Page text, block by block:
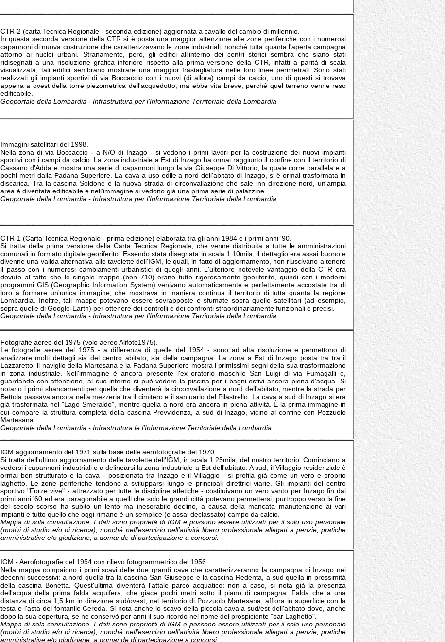
CTR-2 (carta Tecnica Regionale - seconda edizione) aggiornata a cavallo del cambio di millennio.
In questa seconda versione della CTR si è posta una maggior attenzione alle zone periferiche con i numerosi
capannoni di nuova costruzione che caratterizzavano le zone industriali, nonché tutta quanta l'aperta campagna
attorno ai nuclei urbani. Stranamente, però, gli edifici all'interno dei centri storici sembra che siano stati
ridisegnati a una risoluzione grafica inferiore rispetto alla prima versione della CTR, infatti a parità di scala
visualizzata, tali edifici sembrano mostrare una maggior frastagliatura nelle loro linee perimetrali. Sono stati
realizzati gli impianti sportivi di via Boccaccio con i nuovi (di allora) campi da calcio, uno di questi si trovava
appena a ovest della torre piezometrica dell'acquedotto, ma ebbe vita breve, perché quel terreno venne reso
edificabile.
Geoportale della Lombardia - Infrastruttura per l'Informazione Territoriale della Lombardia
Immagini satellitari del 1998.
Nella zona di via Boccaccio - a N/O di Inzago - si vedono i primi lavori per la costruzione dei nuovi impianti
sportivi con i campi da calcio. La zona industriale a Est di Inzago ha ormai raggiunto il confine con il territorio di
Cassano d'Adda e mostra una serie di capannoni lungo la via Giuseppe Di Vittorio, la quale corre parallela e a
pochi metri dalla Padana Superiore. La cava a uso edile a nord dell'abitato di Inzago, si è ormai trasformata in
discarica. Tra la cascina Soldone e la nuova strada di circonvallazione che sale inn direzione nord, un'ampia
area è diventata edificabile e nell'immagine si vedono già una prima serie di palazzine.
Geoportale della Lombardia - Infrastruttura per l'Informazione Territoriale della Lombardia
CTR-1 (Carta Tecnica Regionale - prima edizione) elaborata tra gli anni 1984 e i primi anni '90.
Si tratta della prima versione della Carta Tecnica Regionale, che venne distribuita a tutte le amministrazioni
comunali in formato digitale georiferito. Essendo stata disegnata in scala 1:10mila, il dettaglio era assai buono e
divenne una valida alternativa alle tavolette dell'IGM, le quali, in fatto di aggiornamento, non riuscivano a tenere
il passo con i numerosi cambiamenti urbanistici di quegli anni. L'ulteriore notevole vantaggio della CTR era
dovuto al fatto che le singole mappe (ben 710) erano tutte rigorosamente georiferite, quindi con i moderni
programmi GIS (Geographic Information System) venivano automaticamente e perfettamente accostate tra di
loro a formare un'unica immagine, che mostrava in maniera continua il territorio di tutta quanta la regione
Lombardia. Inoltre, tali mappe potevano essere sovrapposte e sfumate sopra quelle satellitari (ad esempio,
sopra quelle di Google-Earth) per ottenere dei controlli e dei confronti straordinariamente funzionali e precisi.
Geoportale della Lombardia - Infrastruttura per l'Informazione Territoriale della Lombardia
Fotografie aeree del 1975 (volo aereo Alifoto1975).
Le fotografie aeree del 1975 - a differenza di quelle del 1954 - sono ad alta risoluzione e permettono di
analizzare molti dettagli sia del centro abitato, sia della campagna. La zona a Est di Inzago posta tra tra il
Lazzaretto, il naviglio della Martesana e la Padana Superiore mostra i primissimi segni della sua trasformazione
in zona industriale. Nell'immagine è ancora presente l'ex oratorio maschile San Luigi di via Fumagalli e,
guardando con attenzione, al suo interno si può vedere la piscina per i bagni estivi ancora piena d'acqua. Si
notano i primi sbancamenti per quella che diventerà la circonvallazione a nord dell'abitato, mentre la strada per
Bettola passava ancora nella mezzeria tra il cimitero e il santuario del Pilastrello. La cava a sud di Inzago si era
già trasformata nel "Lago Smeraldo", mentre quella a nord era ancora in piena attività. È la prima immagine in
cui compare la struttura completa della cascina Provvidenza, a sud di Inzago, vicino al confine con Pozzuolo
Martesana.
Geoportale della Lombardia - Infrastruttura le l'Informazione Territoriale della Lombardia
IGM aggiornamento del 1971 sulla base delle aerofotografie del 1970.
Si tratta dell'ultimo aggiornamento delle tavolette dell'IGM, in scala 1:25mila, del nostro territorio. Cominciano a
vedersi i capannoni industriali e a delinearsi la zona industriale a Est dell'abitato. A sud, il Villaggio residenziale è
ormai ben strutturato e la cava - posizionata tra Inzago e il Villaggio - si profila già come un vero e proprio
laghetto. Le zone periferiche tendono a svilupparsi lungo le principali direttrici viarie. Gli impianti del centro
sportivo "Forze vive" - attrezzato per tutte le discipline atletiche - costituivano un vero vanto per Inzago fin dai
primi anni '60 ed era paragonabile a quelli che solo le grandi città potevano permettersi; purtroppo verso la fine
del secolo scorso ha subito un lento ma inesorabile declino, a causa della mancata manutenzione ai vari
impianti e tutto quello che oggi rimane è un semplice (e assai declassato) campo da calcio.
Mappa di sola consultazione. I dati sono proprietà di IGM e possono essere utilizzati per il solo uso personale
(motivi di studio e/o di ricerca), nonché nell'esercizio dell'attività libero professionale allegati a perizie, pratiche
amministrative e/o giudiziarie, a domande di partecipazione a concorsi.
IGM - Aerofotografie del 1954 con rilievo fotogrammetrico del 1956.
Nella mappa compaiono i primi scavi delle due grandi cave che caratterizzeranno la campagna di Inzago nei
decenni successivi: a nord quella tra la cascina San Giuseppe e la cascina Redenta, a sud quella in prossimità
della cascina Bonetta. Quest'ultima diventerà l'attale parco acquatico: non a caso, si nota già la presenza
dell'acqua della prima falda acquifera, che giace pochi metri sotto il piano di campagna. Falda che a una
distanza di circa 1,5 km in direzione sud/ovest, nel territorio di Pozzuolo Martesana, affiora in superficie con la
testa e l'asta del fontanile Cereda. Si nota anche lo scavo della piccola cava a sud/est dell'abitato dove, anche
dopo la sua copertura, se ne conservò per anni il suo ricordo nel nome del prospiciente "bar Laghetto".
Mappa di sola consultazione. I dati sono proprietà di IGM e possono essere utilizzati per il solo uso personale
(motivi di studio e/o di ricerca), nonché nell'esercizio dell'attività libero professionale allegati a perizie, pratiche
amministrative e/o giudiziarie, a domande di partecipazione a concorsi.